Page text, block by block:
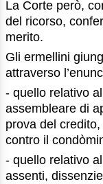
La Corte però,
del ricorso,
merito.
Gli ermellini
attraverso
- quello relativo
assembleare di
prova del
contro il
- quello relativo
assenti,